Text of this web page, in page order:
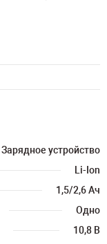
Зарядное устройство
Li-Ion
1,5/2,6 Ач
Одно
10,8 В